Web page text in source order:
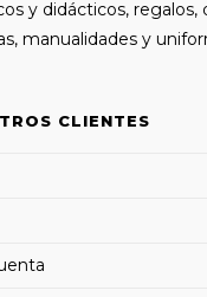
y didácticos, regalos,
manualidades y
CLIENTES